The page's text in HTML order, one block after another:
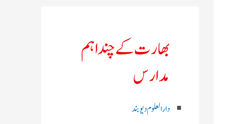
بھارت کے چند اہم
مدارس
دارالعلوم دیوبند